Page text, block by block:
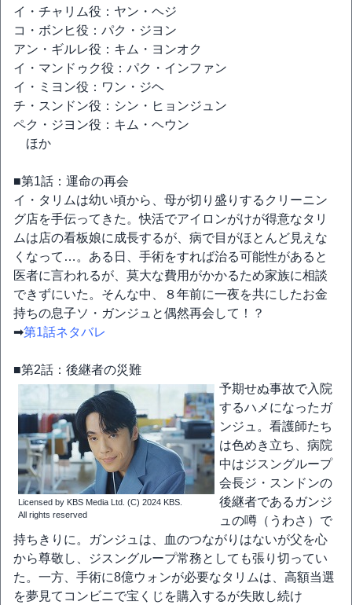
イ・チャリム役：ヤン・ヘジ
コ・ボンヒ役：パク・ジヨン
アン・ギルレ役：キム・ヨンオク
イ・マンドゥク役：パク・インファン
イ・ミヨン役：ワン・ジヘ
チ・スンドン役：シン・ヒョンジュン
ペク・ジヨン役：キム・ヘウン
ほか
■第1話：運命の再会
イ・タリムは幼い頃から、母が切り盛りするクリーニン
グ店を手伝ってきた。快活でアイロンがけが得意なタリ
ムは店の看板娘に成長するが、病で目がほとんど見えな
くなって…。ある日、手術をすれば治る可能性があると
医者に言われるが、莫大な費用がかかるため家族に相談
できずにいた。そんな中、８年前に一夜を共にしたお金
持ちの息子ソ・ガンジュと偶然再会して！？
➡第1話ネタバレ
■第2話：後継者の災難
Licensed by KBS Media Ltd. (C) 2024 KBS.
All rights reserved
予期せぬ事故で入院
するハメになったガ
ンジュ。看護師たち
は色めき立ち、病院
中はジスングループ
会長ジ・スンドンの
後継者であるガンジ
ュの噂（うわさ）で
持ちきりに。ガンジュは、血のつながりはないが父を心
から尊敬し、ジスングループ常務としても張り切ってい
た。一方、手術に8億ウォンが必要なタリムは、高額当選
を夢見てコンビニで宝くじを購入するが失敗し続け